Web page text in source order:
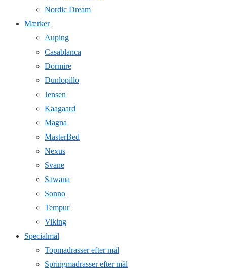
Nordic Dream
Mærker
Auping
Casablanca
Dormire
Dunlopillo
Jensen
Kaagaard
Magna
MasterBed
Nexus
Svane
Sawana
Sonno
Tempur
Viking
Specialmål
Topmadrasser efter mål
Springmadrasser efter mål